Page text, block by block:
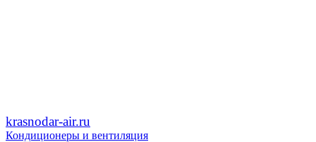
krasnodar-air.ru
Кондиционеры и вентиляция